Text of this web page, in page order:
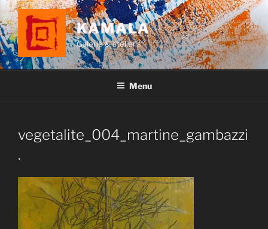
Aller
au
contenu
principal
KAMALA
Galerie & atelier.s
Menu
vegetalite_004_martine_gambazzi
.